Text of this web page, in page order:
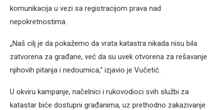
komunikacija u vezi sa registracijom prava nad
nepokretnostima.
„Naš cilj je da pokažemo da vrata katastra nikada nisu bila
zatvorena za građane, već da su uvek otvorena za rešavanje
njihovih pitanja i nedoumica,“ izjavio je Vučetić.
U okviru kampanje, načelnici i rukovodioci svih službi za
katastar biće dostupni građanima, uz prethodno zakazivanje